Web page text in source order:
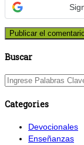
Buscar
Categories
Devocionales
Enseñanzas